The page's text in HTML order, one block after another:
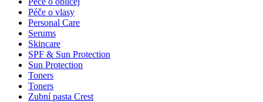
Péče o vlasy
Personal Care
Serums
Skincare
SPF & Sun Protection
Sun Protection
Toners
Toners
Zubní pasta Crest